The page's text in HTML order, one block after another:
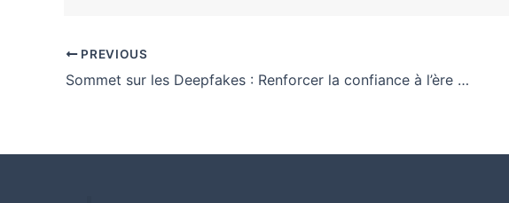
PREVIOUS
Sommet sur les Deepfakes : Renforcer la confiance à l’ère de l’IA